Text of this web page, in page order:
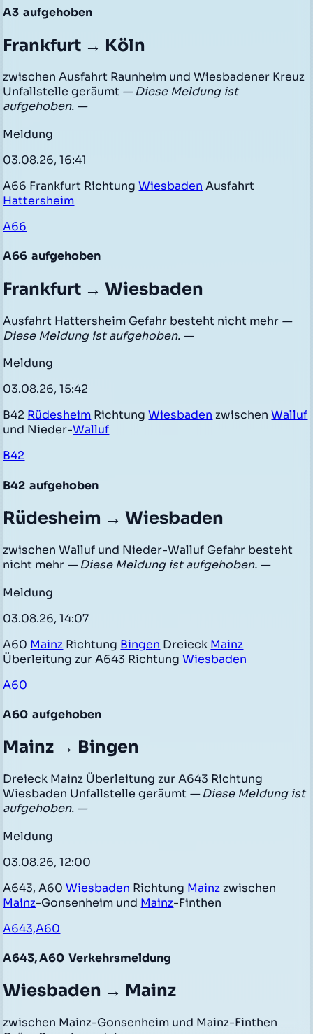
A3 aufgehoben
Frankfurt → Köln
zwischen Ausfahrt Raunheim und Wiesbadener Kreuz
Unfallstelle geräumt — Diese Meldung ist
aufgehoben. —
Meldung
03.08.26, 16:41
A66 Frankfurt RichtungWiesbaden Ausfahrt
Hattersheim
A66
A66 aufgehoben
Frankfurt → Wiesbaden
Ausfahrt Hattersheim Gefahr besteht nicht mehr —
Diese Meldung ist aufgehoben. —
Meldung
03.08.26, 15:42
B42 Rüdesheim RichtungWiesbaden zwischenWalluf
und Nieder-Walluf
B42
B42 aufgehoben
Rüdesheim → Wiesbaden
zwischen Walluf und Nieder-Walluf Gefahr besteht
nicht mehr — Diese Meldung ist aufgehoben. —
Meldung
03.08.26, 14:07
A60 Mainz Richtung Bingen Dreieck Mainz
Überleitung zur A643 RichtungWiesbaden
A60
A60 aufgehoben
Mainz → Bingen
Dreieck Mainz Überleitung zur A643 Richtung
Wiesbaden Unfallstelle geräumt — Diese Meldung ist
aufgehoben. —
Meldung
03.08.26, 12:00
A643, A60Wiesbaden Richtung Mainz zwischen
Mainz-Gonsenheim und Mainz-Finthen
A643,A60
A643, A60 Verkehrsmeldung
Wiesbaden → Mainz
zwischen Mainz-Gonsenheim und Mainz-Finthen